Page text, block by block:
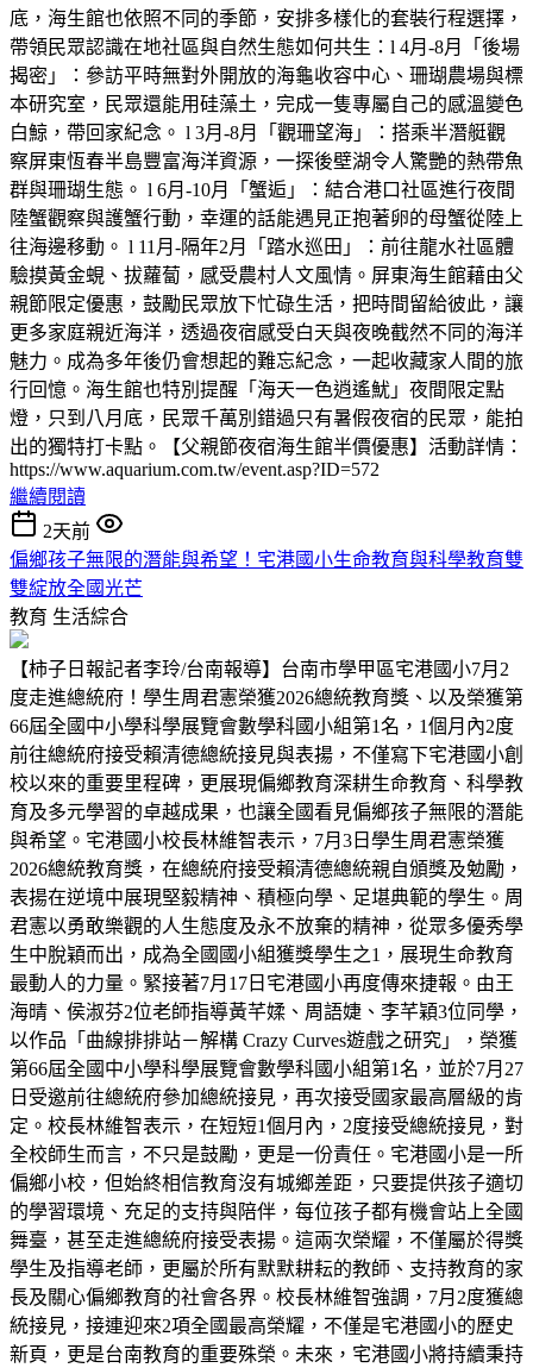
底，海生館也依照不同的季節，安排多樣化的套裝行程選擇，
帶領民眾認識在地社區與自然生態如何共生：l 4月-8月「後場
揭密」：參訪平時無對外開放的海龜收容中心、珊瑚農場與標
本研究室，民眾還能用硅藻土，完成一隻專屬自己的感溫變色
白鯨，帶回家紀念。 l 3月-8月「觀珊望海」：搭乘半潛艇觀
察屏東恆春半島豐富海洋資源，一探後壁湖令人驚艷的熱帶魚
群與珊瑚生態。 l 6月-10月「蟹逅」：結合港口社區進行夜間
陸蟹觀察與護蟹行動，幸運的話能遇見正抱著卵的母蟹從陸上
往海邊移動。 l 11月-隔年2月「踏水巡田」：前往龍水社區體
驗摸黃金蜆、拔蘿蔔，感受農村人文風情。屏東海生館藉由父
親節限定優惠，鼓勵民眾放下忙碌生活，把時間留給彼此，讓
更多家庭親近海洋，透過夜宿感受白天與夜晚截然不同的海洋
魅力。成為多年後仍會想起的難忘紀念，一起收藏家人間的旅
行回憶。海生館也特別提醒「海天一色逍遙魷」夜間限定點
燈，只到八月底，民眾千萬別錯過只有暑假夜宿的民眾，能拍
出的獨特打卡點。【父親節夜宿海生館半價優惠】活動詳情：
https://www.aquarium.com.tw/event.asp?ID=572
繼續閱讀
2天前
偏鄉孩子無限的潛能與希望！宅港國小生命教育與科學教育雙
雙綻放全國光芒
教育 生活綜合
【柿子日報記者李玲/台南報導】台南市學甲區宅港國小7月2
度走進總統府！學生周君憲榮獲2026總統教育獎、以及榮獲第
66屆全國中小學科學展覽會數學科國小組第1名，1個月內2度
前往總統府接受賴清德總統接見與表揚，不僅寫下宅港國小創
校以來的重要里程碑，更展現偏鄉教育深耕生命教育、科學教
育及多元學習的卓越成果，也讓全國看見偏鄉孩子無限的潛能
與希望。宅港國小校長林維智表示，7月3日學生周君憲榮獲
2026總統教育獎，在總統府接受賴清德總統親自頒獎及勉勵，
表揚在逆境中展現堅毅精神、積極向學、足堪典範的學生。周
君憲以勇敢樂觀的人生態度及永不放棄的精神，從眾多優秀學
生中脫穎而出，成為全國國小組獲獎學生之1，展現生命教育
最動人的力量。緊接著7月17日宅港國小再度傳來捷報。由王
海晴、侯淑芬2位老師指導黃芊媃、周語婕、李芊穎3位同學，
以作品「曲線排排站－解構 Crazy Curves遊戲之研究」，榮獲
第66屆全國中小學科學展覽會數學科國小組第1名，並於7月27
日受邀前往總統府參加總統接見，再次接受國家最高層級的肯
定。校長林維智表示，在短短1個月內，2度接受總統接見，對
全校師生而言，不只是鼓勵，更是一份責任。宅港國小是一所
偏鄉小校，但始終相信教育沒有城鄉差距，只要提供孩子適切
的學習環境、充足的支持與陪伴，每位孩子都有機會站上全國
舞臺，甚至走進總統府接受表揚。這兩次榮耀，不僅屬於得獎
學生及指導老師，更屬於所有默默耕耘的教師、支持教育的家
長及關心偏鄉教育的社會各界。校長林維智強調，7月2度獲總
統接見，接連迎來2項全國最高榮耀，不僅是宅港國小的歷史
新頁，更是台南教育的重要殊榮。未來，宅港國小將持續秉持